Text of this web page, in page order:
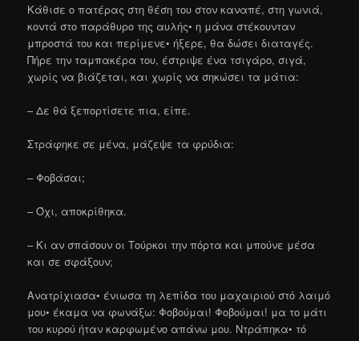
Κάθισε ο πατέρας στη θέση του στον καναπέ, στη γωνιά,
κοντά στο παράθυρο της αυλής• η μάνα στέκουνταν
μπροστά του και περίμενε• ήξερε, θα δώσει διαταγές.
Πήρε την ταμπακέρα του, έστριψε ένα τσιγάρο, σιγά,
χωρίς να βιάζεται, και χωρίς να σηκώσει τα μάτια:
– Δε θά ξεπορτίσετε πια, είπε.
Στράφηκε σε μένα, μάζεψε τα φρύδια:
– Φοβάσαι;
– Όχι, αποκρίθηκα.
– Κι αν σπάσουν οι Τούρκοι την πόρτα και μπούνε μέσα
και σε σφάξουν;
Ανατρίχιασα• ένιωσα τη λεπίδα του μαχαιριού στό λαιμό
μου• έκαμα να φωνάξω: Φοβούμαι! Φοβούμαι! μα το μάτι
του κυρού ήταν καρφωμένο απάνω μου. Ντράπηκα• τό